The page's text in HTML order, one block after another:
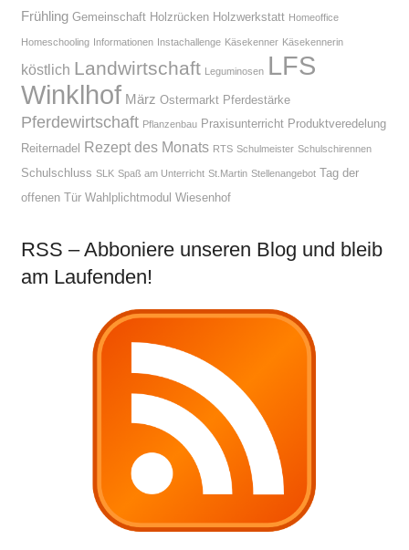
Frühling Gemeinschaft Holzrücken Holzwerkstatt Homeoffice
Homeschooling Informationen Instachallenge Käsekenner Käsekennerin
köstlich Landwirtschaft Leguminosen LFS
Winklhof März Ostermarkt Pferdestärke
Pferdewirtschaft Pflanzenbau Praxisunterricht Produktveredelung
Reiternadel Rezept des Monats RTS Schulmeister Schulschirennen
Schulschluss SLK Spaß am Unterricht St.Martin Stellenangebot Tag der
offenen Tür Wahlplichtmodul Wiesenhof
RSS – Abboniere unseren Blog und bleib
am Laufenden!